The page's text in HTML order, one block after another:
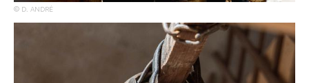
D. ANDRÉ